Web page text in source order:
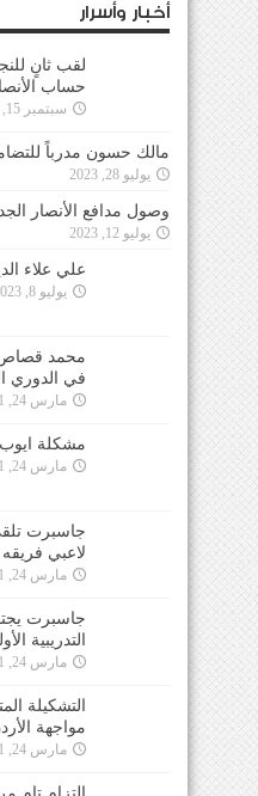
أخبار وأسرار
لقب ثانٍ
حساب
سبتمبر 15, 2024
مالك حسون مدرباً
يوليو 28, 2023
وصول مدافع الأنصار
يوليو 12, 2023
علي علاء
يوليو 8, 2023
محمد قصاص
في الدوري
مارس 24, 2021
مشكلة
مارس 24, 2021
جاسبرت
لاعبي فريقه
مارس 24, 2021
جاسبرت
التدريبية
مارس 24, 2021
التشكيلة
مواجهة
مارس 24, 2021